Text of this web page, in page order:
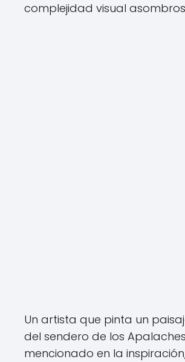
complejidad visual
Un artista que pinta un
del sendero de los Apalaches
mencionado en la